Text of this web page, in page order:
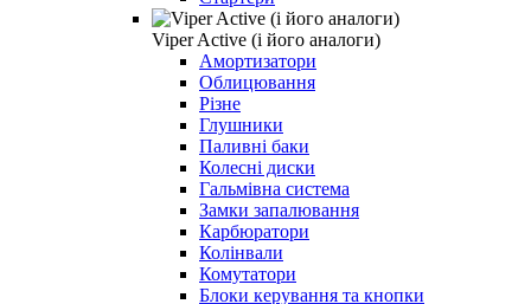
Viper Active (і його аналоги)
Амортизатори
Облицювання
Різне
Глушники
Паливні баки
Колесні диски
Гальмівна система
Замки запалювання
Карбюратори
Колінвали
Комутатори
Блоки керування та кнопки